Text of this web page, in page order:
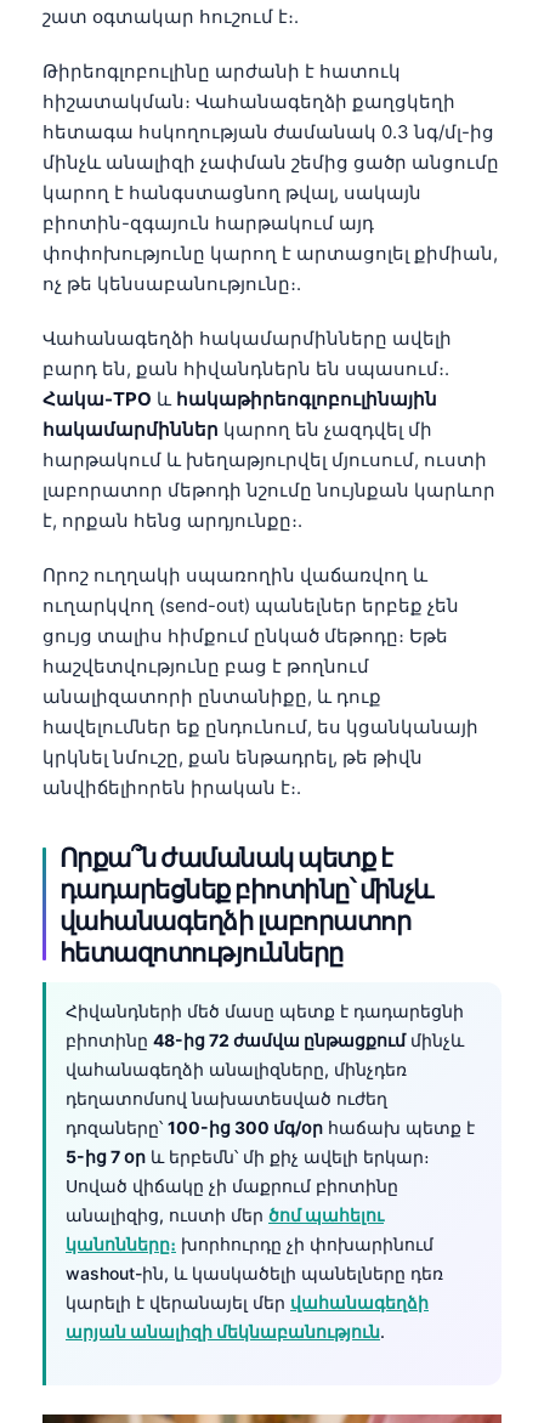
շատ օգտակար հուշում է։.
Թիրեոգլոբուլինը արժանի է հատուկ
հիշատակման։ Վահանագեղձի քաղցկեղի
հետագա հսկողության ժամանակ 0.3 նգ/մլ-ից
մինչև անալիզի չափման շեմից ցածր անցումը
կարող է հանգստացնող թվալ, սակայն
բիոտին-զգայուն հարթակում այդ
փոփոխությունը կարող է արտացոլել քիմիան,
ոչ թե կենսաբանությունը։.
Վահանագեղձի հակամարմինները ավելի
բարդ են, քան հիվանդներն են սպասում։.
Հակա-TPO և հակաթիրեոգլոբուլինային
հակամարմիններ կարող են չազդվել մի
հարթակում և խեղաթյուրվել մյուսում, ուստի
լաբորատոր մեթոդի նշումը նույնքան կարևոր
է, որքան հենց արդյունքը։.
Որոշ ուղղակի սպառողին վաճառվող և
ուղարկվող (send-out) պանելներ երբեք չեն
ցույց տալիս հիմքում ընկած մեթոդը։ Եթե
հաշվետվությունը բաց է թողնում
անալիզատորի ընտանիքը, և դուք
հավելումներ եք ընդունում, ես կցանկանայի
կրկնել նմուշը, քան ենթադրել, թե թիվն
անվիճելիորեն իրական է։.
Որքա՞ն ժամանակ պետք է
դադարեցնեք բիոտինը՝ մինչև
վահանագեղձի լաբորատոր
հետազոտությունները
Հիվանդների մեծ մասը պետք է դադարեցնի
բիոտինը 48-ից 72 ժամվա ընթացքումմինչև
վահանագեղձի անալիզները, մինչդեռ
դեղատոմսով նախատեսված ուժեղ
դոզաները՝ 100-ից 300 մգ/օր հաճախ պետք է
5-ից 7 օր և երբեմն՝ մի քիչ ավելի երկար։
Սոված վիճակը չի մաքրում բիոտինը
անալիզից, ուստի մեր ծոմ պահելու
կանոնները։ խորհուրդը չի փոխարինում
washout-ին, և կասկածելի պանելները դեռ
կարելի է վերանայել մեր վահանագեղձի
արյան անալիզի մեկնաբանություն.